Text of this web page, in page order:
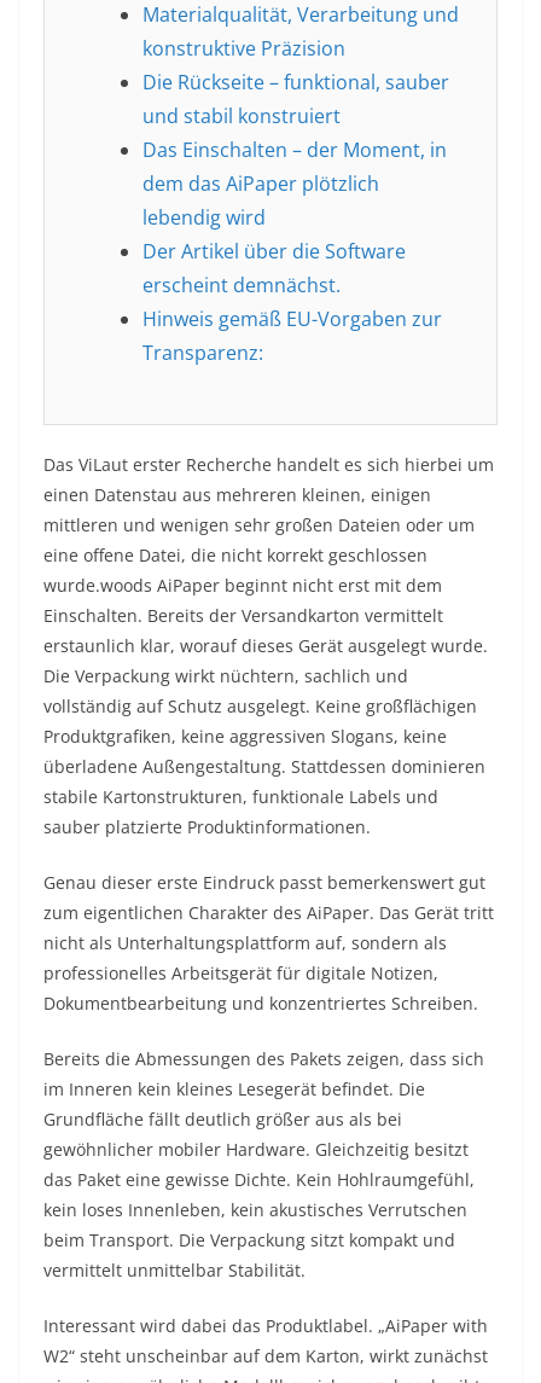
Materialqualität, Verarbeitung und
konstruktive Präzision
Die Rückseite – funktional, sauber
und stabil konstruiert
Das Einschalten – der Moment, in
dem das AiPaper plötzlich
lebendig wird
Der Artikel über die Software
erscheint demnächst.
Hinweis gemäß EU-Vorgaben zur
Transparenz:
Das ViLaut erster Recherche handelt es sich hierbei um
einen Datenstau aus mehreren kleinen, einigen
mittleren und wenigen sehr großen Dateien oder um
eine offene Datei, die nicht korrekt geschlossen
wurde.woods AiPaper beginnt nicht erst mit dem
Einschalten. Bereits der Versandkarton vermittelt
erstaunlich klar, worauf dieses Gerät ausgelegt wurde.
Die Verpackung wirkt nüchtern, sachlich und
vollständig auf Schutz ausgelegt. Keine großflächigen
Produktgrafiken, keine aggressiven Slogans, keine
überladene Außengestaltung. Stattdessen dominieren
stabile Kartonstrukturen, funktionale Labels und
sauber platzierte Produktinformationen.
Genau dieser erste Eindruck passt bemerkenswert gut
zum eigentlichen Charakter des AiPaper. Das Gerät tritt
nicht als Unterhaltungsplattform auf, sondern als
professionelles Arbeitsgerät für digitale Notizen,
Dokumentbearbeitung und konzentriertes Schreiben.
Bereits die Abmessungen des Pakets zeigen, dass sich
im Inneren kein kleines Lesegerät befindet. Die
Grundfläche fällt deutlich größer aus als bei
gewöhnlicher mobiler Hardware. Gleichzeitig besitzt
das Paket eine gewisse Dichte. Kein Hohlraumgefühl,
kein loses Innenleben, kein akustisches Verrutschen
beim Transport. Die Verpackung sitzt kompakt und
vermittelt unmittelbar Stabilität.
Interessant wird dabei das Produktlabel. „AiPaper with
W2“ steht unscheinbar auf dem Karton, wirkt zunächst